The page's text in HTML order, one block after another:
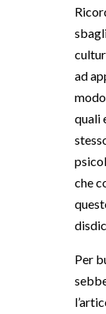
ad
quali
che
Per